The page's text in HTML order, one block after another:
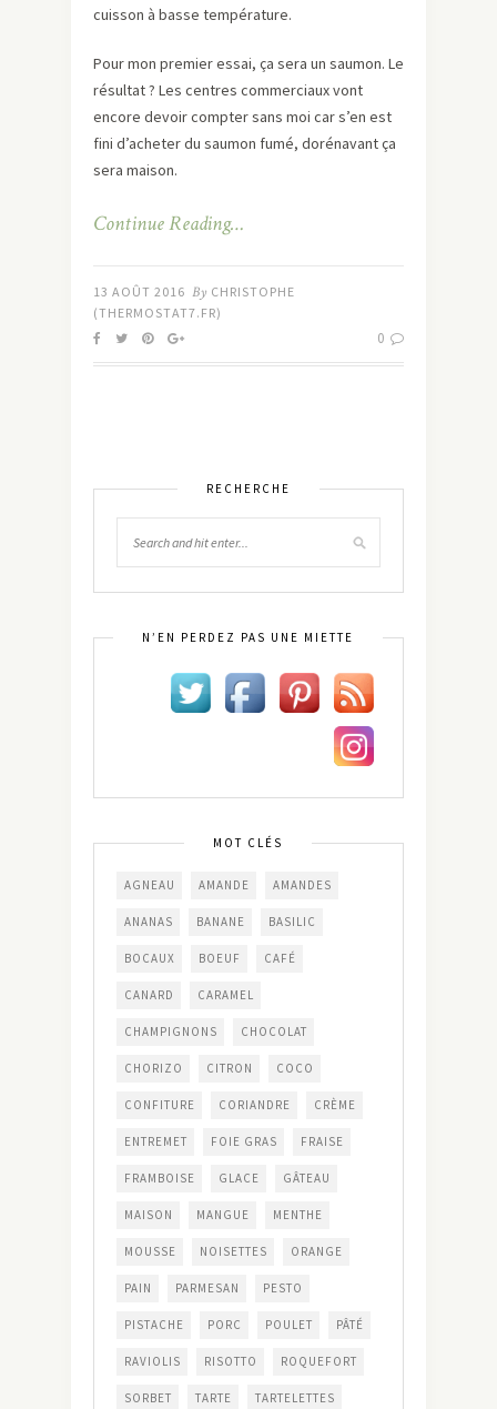
cuisson à basse température.
Pour mon premier essai, ça sera un saumon. Le
résultat ? Les centres commerciaux vont
encore devoir compter sans moi car s’en est
fini d’acheter du saumon fumé, dorénavant ça
sera maison.
Continue Reading…
13 AOÛT 2016 By CHRISTOPHE
(THERMOSTAT7.FR)
0
RECHERCHE
N’EN PERDEZ PAS UNE MIETTE
MOT CLÉS
AGNEAU AMANDE AMANDES
ANANAS BANANE BASILIC
BOCAUX BOEUF CAFÉ
CANARD CARAMEL
CHAMPIGNONS CHOCOLAT
CHORIZO CITRON COCO
CONFITURE CORIANDRE CRÈME
ENTREMET FOIE GRAS FRAISE
FRAMBOISE GLACE GÂTEAU
MAISON MANGUE MENTHE
MOUSSE NOISETTES ORANGE
PAIN PARMESAN PESTO
PISTACHE PORC POULET PÂTÉ
RAVIOLIS RISOTTO ROQUEFORT
SORBET TARTE TARTELETTES